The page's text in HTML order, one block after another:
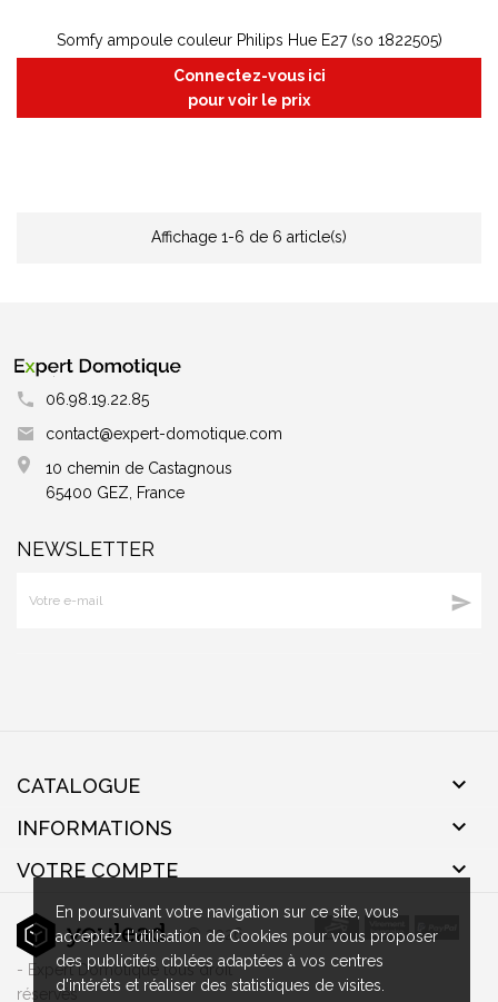
En poursuivant votre navigation sur ce site, vous
acceptez l'utilisation de Cookies pour vous proposer
des publicités ciblées adaptées à vos centres
d'intérêts et réaliser des statistiques de visites.
Somfy ampoule couleur Philips Hue E27 (so 1822505)
Connectez-vous ici
pour voir le prix
Affichage 1-6 de 6 article(s)
06.98.19.22.85
contact@expert-domotique.com
10 chemin de Castagnous
65400 GEZ, France
NEWSLETTER

CATALOGUE 
INFORMATIONS 
VOTRE COMPTE 
- © 2026
- Expert Domotique tous droit
réservés